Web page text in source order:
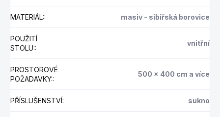
MATERIÁL:: masiv - sibiřská borovice
POUŽITÍ
STOLU::
vnitřní
PROSTOROVÉ
POŽADAVKY::
500 x 400 cm a více
PŘÍSLUŠENSTVÍ: sukno